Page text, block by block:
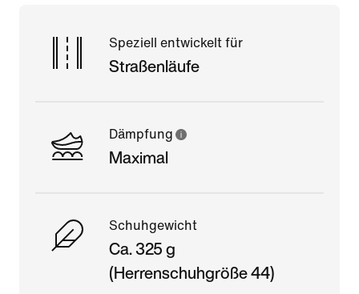
Speziell entwickelt für
Straßenläufe
Dämpfung
Maximal
Schuhgewicht
Ca. 325 g
(Herrenschuhgröße 44)